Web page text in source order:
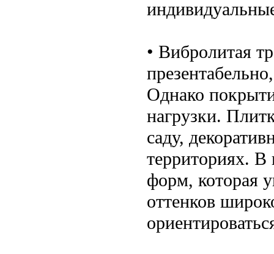
• Вибролитая
Однако
нагрузки.
саду,
территориях. В
форм, которая
оттенков